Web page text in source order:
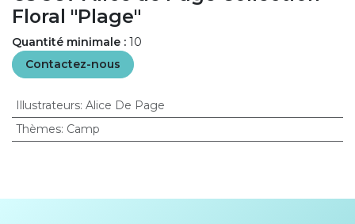
Floral "Plage"
Quantité minimale : 10
Contactez-nous
Illustrateurs: Alice De Page
Thèmes: Camp